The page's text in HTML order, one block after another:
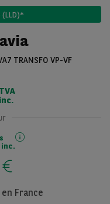
TRANSFO VP-VF
TVA
inc.
inc.
France